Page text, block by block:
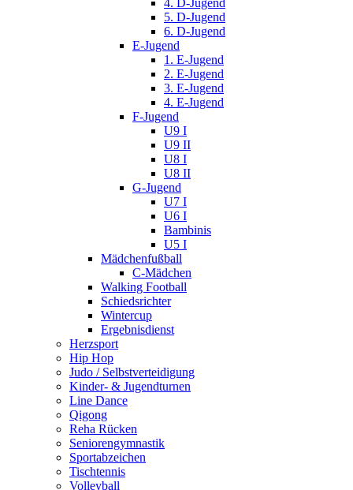
4. D-Jugend
5. D-Jugend
6. D-Jugend
E-Jugend
1. E-Jugend
2. E-Jugend
3. E-Jugend
4. E-Jugend
F-Jugend
U9 I
U9 II
U8 I
U8 II
G-Jugend
U7 I
U6 I
Bambinis
U5 I
Mädchenfußball
C-Mädchen
Walking Football
Schiedsrichter
Wintercup
Ergebnisdienst
Herzsport
Hip Hop
Judo / Selbstverteidigung
Kinder- & Jugendturnen
Line Dance
Qigong
Reha Rücken
Seniorengymnastik
Sportabzeichen
Tischtennis
Volleyball